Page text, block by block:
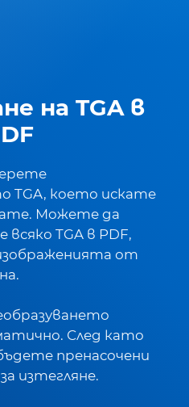
на TGA в
TGA, което искате
Можете да
TGA в PDF,
от
След като
пренасочени
изтегляне.